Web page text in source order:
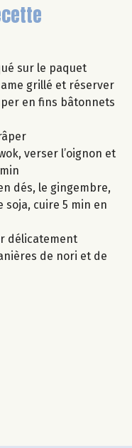
sur le paquet
grillé et réserver
en fins bâtonnets
verser l’oignon et
dés, le gingembre,
soja, cuire 5 min en
délicatement
de nori et de